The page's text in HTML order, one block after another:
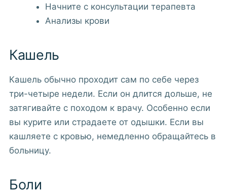
Начните с консультации терапевта
Анализы крови
Кашель
Кашель обычно проходит сам по себе через
три-четыре недели. Если он длится дольше, не
затягивайте с походом к врачу. Особенно если
вы курите или страдаете от одышки. Если вы
кашляете с кровью, немедленно обращайтесь в
больницу.
Боли